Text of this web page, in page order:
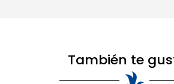
También te